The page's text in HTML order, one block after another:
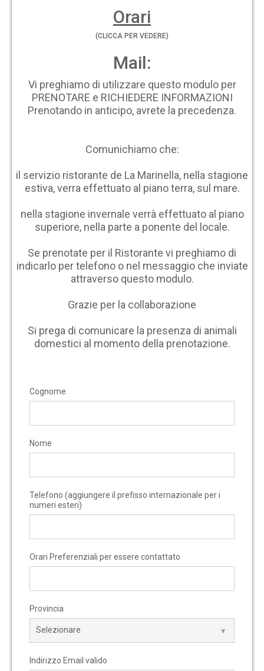
Orari
(CLICCA PER VEDERE)
Mail:
Vi preghiamo di utilizzare questo modulo per
PRENOTARE e RICHIEDERE INFORMAZIONI
Prenotando in anticipo, avrete la precedenza.
Comunichiamo che:
il servizio ristorante de La Marinella, nella stagione
estiva, verra effettuato al piano terra, sul mare.
nella stagione invernale verrà effettuato al piano
superiore, nella parte a ponente del locale.
Se prenotate per il Ristorante vi preghiamo di
indicarlo per telefono o nel messaggio che inviate
attraverso questo modulo.
Grazie per la collaborazione
Si prega di comunicare la presenza di animali
domestici al momento della prenotazione.
Cognome
Nome
Telefono (aggiungere il prefisso internazionale per i
numeri esteri)
Orari Preferenziali per essere contattato
Provincia
Indirizzo Email valido